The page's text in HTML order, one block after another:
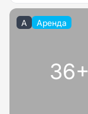
A Аренда
36+